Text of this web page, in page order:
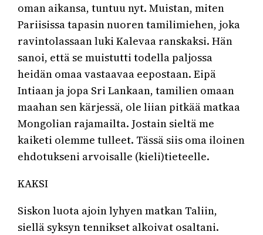
oman aikansa, tuntuu nyt. Muistan, miten
Pariisissa tapasin nuoren tamilimiehen, joka
ravintolassaan luki Kalevaa ranskaksi. Hän
sanoi, että se muistutti todella paljossa
heidän omaa vastaavaa eepostaan. Eipä
Intiaan ja jopa Sri Lankaan, tamilien omaan
maahan sen kärjessä, ole liian pitkää matkaa
Mongolian rajamailta. Jostain sieltä me
kaiketi olemme tulleet. Tässä siis oma iloinen
ehdotukseni arvoisalle (kieli)tieteelle.
KAKSI
Siskon luota ajoin lyhyen matkan Taliin,
siellä syksyn tennikset alkoivat osaltani.